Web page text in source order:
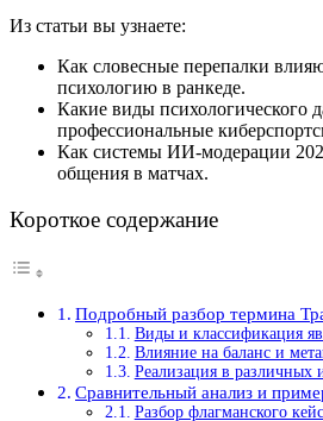
Из статьи вы узнаете:
Как словесные перепалки
психологию в ранкеде.
Какие виды психологического
профессиональные
Как системы ИИ-модерации
общения в матчах.
Короткое содержание
Подробный разбор термина
Виды и классификация
Влияние на баланс и
Реализация в различных
Сравнительный анализ и
Разбор флагманского